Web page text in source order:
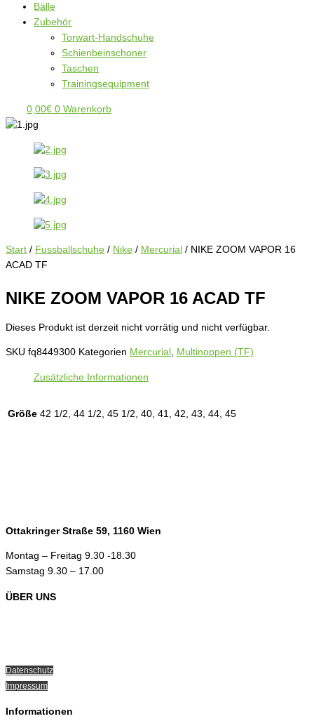
Bälle
Zubehör
Torwart-Handschuhe
Schienbeinschoner
Taschen
Trainingsequipment
0,00€ 0 Warenkorb
Start / Fussballschuhe / Nike / Mercurial / NIKE ZOOM VAPOR 16
ACAD TF
NIKE ZOOM VAPOR 16 ACAD TF
Dieses Produkt ist derzeit nicht vorrätig und nicht verfügbar.
SKU fq8449300 Kategorien Mercurial , Multinoppen (TF)
Zusätzliche Informationen
Größe 42 1/2, 44 1/2, 45 1/2, 40, 41, 42, 43, 44, 45
Ottakringer Straße 59, 1160 Wien
Montag – Freitag 9.30 -18.30
Samstag 9.30 – 17.00
ÜBER UNS
Datenschutz
Impressum
Informationen